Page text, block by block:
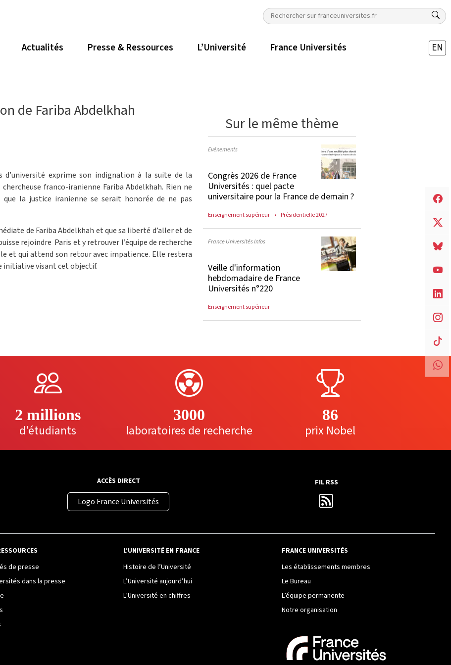
Actualités Presse & Ressources L’Université France Universités EN
de Fariba Abdelkhah
d’université exprime son indignation à la suite de la
franco-iranienne Fariba Abdelkhah. Rien ne
la justice iranienne se serait honorée de ne pas
de Fariba Abdelkhah et que sa liberté d’aller et de
rejoindre Paris et y retrouver l’équipe de recherche
et qui attend son retour avec impatience. Elle restera
initiative visant cet objectif.
Sur le même thème
Evénements
Congrès 2026 de France
Universités : quel pacte
universitaire pour la France de demain ?
Enseignement supérieur Présidentielle 2027
France Universités Infos
Veille d'information
hebdomadaire de France
Universités n°220
Enseignement supérieur
2 millions
d'étudiants
3000
laboratoires de recherche
86
prix Nobel
ACCÈS DIRECT
Logo France Universités
FIL RSS
de presse
dans la presse
L’UNIVERSITÉ EN FRANCE
Histoire de l’Université
L’Université aujourd’hui
L’Université en chiffres
FRANCE UNIVERSITÉS
Les établissements membres
Le Bureau
L’équipe permanente
Notre organisation